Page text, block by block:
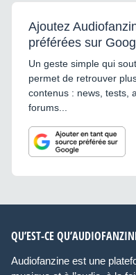
Ajoutez
préférées sur
Un geste simple qui
permet de retrouver
contenus : news, tests,
forums...
QU’EST-CE
Audiofanzine est une